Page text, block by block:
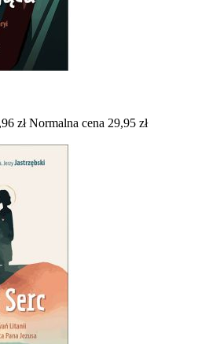
zł Normalna cena 29,95 zł